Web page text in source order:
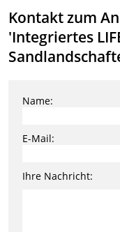
Kontakt zum
'Integriertes
Name:
E-Mail:
Ihre Nachricht: